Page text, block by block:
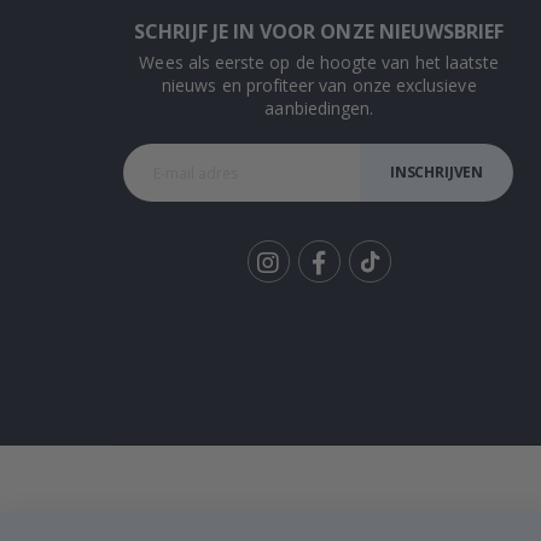
SCHRIJF JE IN VOOR ONZE NIEUWSBRIEF
Wees als eerste op de hoogte van het laatste
nieuws en profiteer van onze exclusieve
aanbiedingen.
INSCHRIJVEN